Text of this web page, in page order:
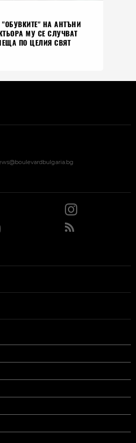
НА АНТЪНИ
МУ СЕ СЛУЧВАТ
ПО ЦЕЛИЯ СВЯТ